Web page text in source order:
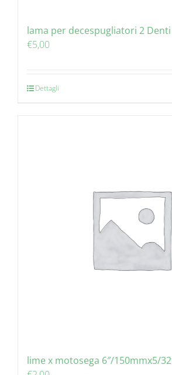
lama per decespugliatori 2 Denti
€5,00
Dettagli
lime x motosega 6″/150mmx5/